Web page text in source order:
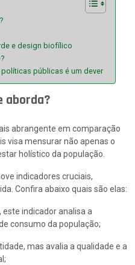
e design biofílico
públicas é um dever
aborda?
abrangente em comparação
visa mensurar não apenas o
holístico da população.
indicadores cruciais,
Confira abaixo quais são elas:
este indicador analisa a
consumo da população;
mas avalia a qualidade e a